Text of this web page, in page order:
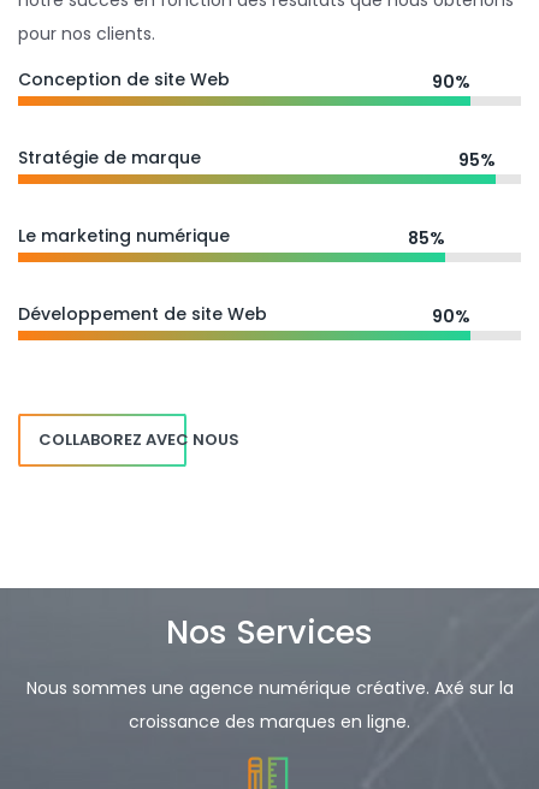
pour nos clients.
Conception de site Web
90%
Stratégie de marque 95%
Le marketing numérique 85%
Développement de site Web 90%
COLLABOREZ AVEC NOUS
Nos Services
Nous sommes une agence numérique créative. Axé sur la
croissance des marques en ligne.